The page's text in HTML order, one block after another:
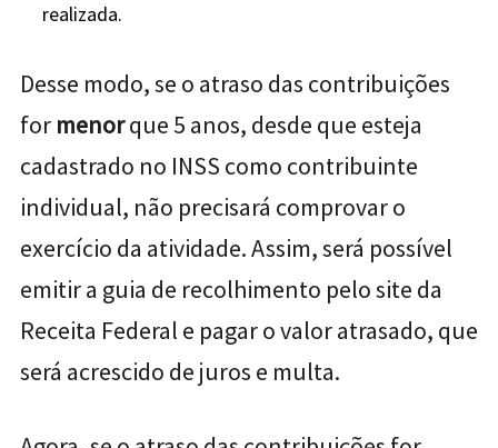
realizada.
Desse modo, se o atraso das contribuições
for menorque 5 anos, desde que esteja
cadastrado no INSS como contribuinte
individual, não precisará comprovar o
exercício da atividade. Assim, será possível
emitir a guia de recolhimento pelo site da
Receita Federal e pagar o valor atrasado, que
será acrescido de juros e multa.